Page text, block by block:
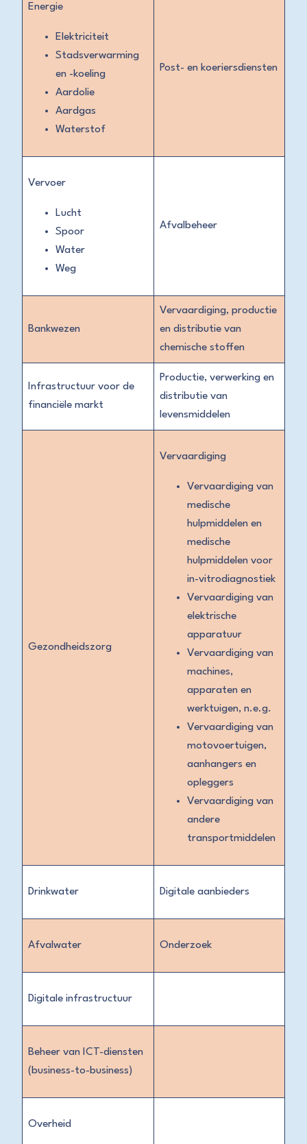
Energie
Elektriciteit
Stadsverwarming
en -koeling
Aardolie
Aardgas
Waterstof
Post- en koeriersdiensten
Vervoer
Lucht
Spoor
Water
Weg
Afvalbeheer
Bankwezen
Vervaardiging, productie
en distributie van
chemische stoffen
Infrastructuur voor de
financiële markt
Productie, verwerking en
distributie van
levensmiddelen
Gezondheidszorg
Vervaardiging
Vervaardiging van
medische
hulpmiddelen en
medische
hulpmiddelen voor
in-vitrodiagnostiek
Vervaardiging van
elektrische
apparatuur
Vervaardiging van
machines,
apparaten en
werktuigen, n.e.g.
Vervaardiging van
motovoertuigen,
aanhangers en
opleggers
Vervaardiging van
andere
transportmiddelen
Drinkwater Digitale aanbieders
Afvalwater Onderzoek
Digitale infrastructuur
Beheer van ICT-diensten
(business-to-business)
Overheid